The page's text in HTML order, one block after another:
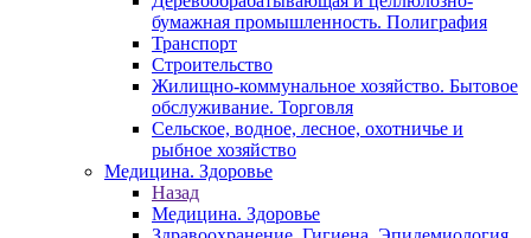
бумажная промышленность. Полиграфия
Транспорт
Строительство
Жилищно-коммунальное хозяйство. Бытовое
обслуживание. Торговля
Сельское, водное, лесное, охотничье и
рыбное хозяйство
Медицина. Здоровье
Назад
Медицина. Здоровье